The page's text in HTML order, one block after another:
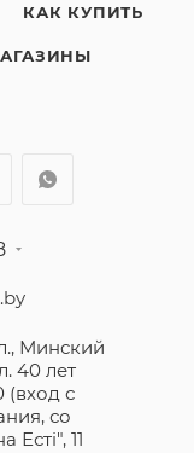
КАК КУПИТЬ
Минский
40 лет
(вход с
со
Естi", 11